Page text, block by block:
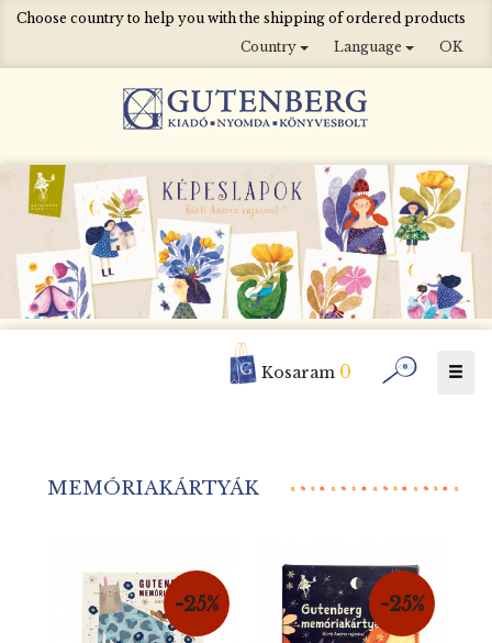
Choose country to help you with the shipping of ordered products
Country
Language OK
Kosaram 0
MEMÓRIAKÁRTYÁK
-25% -25%